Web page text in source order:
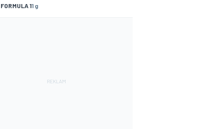
FORMULA 11 g